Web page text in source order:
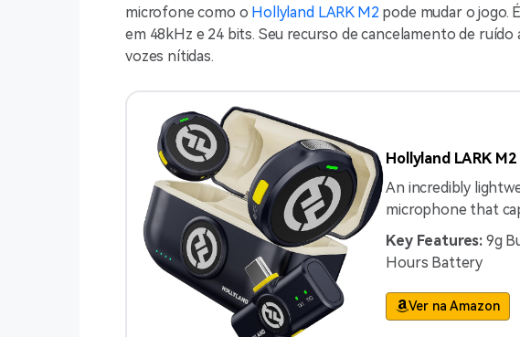
microfone como o Hollyland LARK M2pode mudar o jogo.
em 48kHz e 24 bits. Seu recurso de cancelamento de
vozes nítidas.
Hollyland LARK
An incredibly
microphone that
Key Features: 9g
Hours Battery
Ver na Amazon